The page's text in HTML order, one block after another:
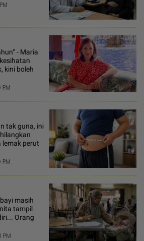
- Maria
kini boleh
tak guna, ini
lemak perut
masih
tampil
Orang